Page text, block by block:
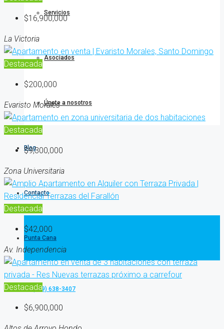
Servicios
Asociados
Únete a nosotros
Blog
Contacto
Punta Cana
+1 (809) 638-3407
$16,900,000
La Victoria
Destacada
$200,000
Evaristo Morales
Destacada
$9,300,000
Zona Universitaria
Destacada
$42,000
Av. Independencia
Destacada
$6,900,000